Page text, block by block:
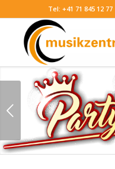
Tel:+41 71 845 12 77